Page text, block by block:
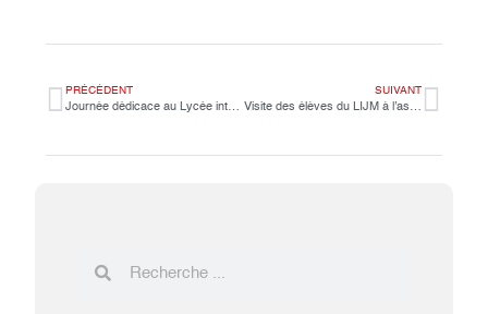
PRÉCÉDENT
Journée dédicace au Lycée international Mermoz
SUIVANT
Visite des élèves du LIJM à l’assemblée nationale